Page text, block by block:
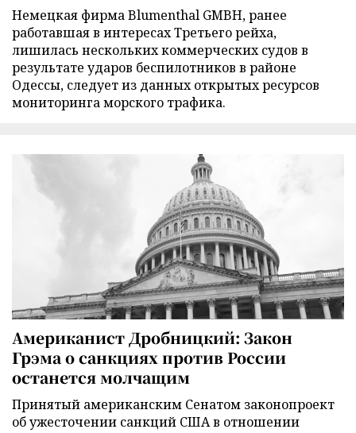
Немецкая фирма Blumenthal GMBH, ранее
работавшая в интересах Третьего рейха,
лишилась нескольких коммерческих судов в
результате ударов беспилотников в районе
Одессы, следует из данных открытых ресурсов
мониторинга морского трафика.
Американист Дробницкий: Закон
Грэма о санкциях против России
останется молчащим
Принятый американским Сенатом законопроект
об ужесточении санкций США в отношении